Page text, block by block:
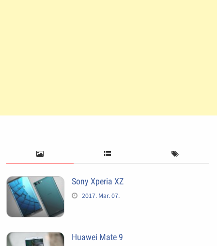
Sony Xperia XZ
2017. Mar. 07.
Huawei Mate 9